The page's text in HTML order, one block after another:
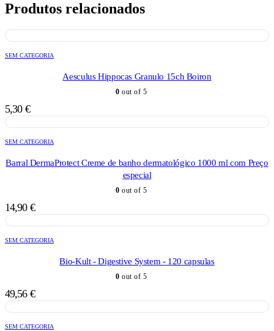
Produtos relacionados
SEM CATEGORIA
Aesculus Hippocas Granulo 15ch Boiron
0 out of 5
5,30 €
SEM CATEGORIA
Barral DermaProtect Creme de banho dermatológico 1000 ml com Preço
especial
0 out of 5
14,90 €
SEM CATEGORIA
Bio-Kult - Digestive System - 120 capsulas
0 out of 5
49,56 €
SEM CATEGORIA